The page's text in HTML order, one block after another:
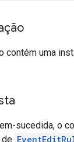
contém uma
sucedida, o
de